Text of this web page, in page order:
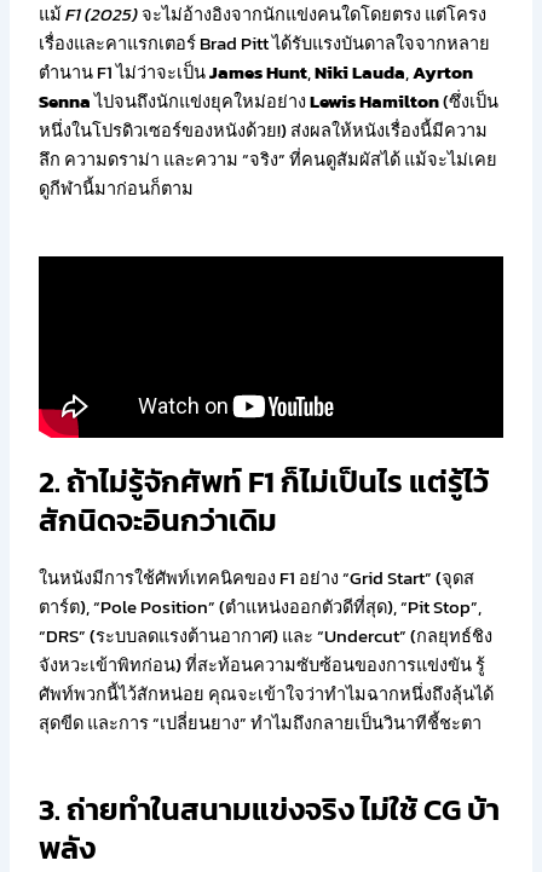
แม้F1 (2025)จะไม่อ้างอิงจากนักแข่งคนใดโดยตรง แต่โครง
เรื่องและคาแรกเตอร์ Brad Pitt ได้รับแรงบันดาลใจจากหลาย
ตำนาน F1 ไม่ว่าจะเป็นJames Hunt,Niki Lauda,Ayrton
Sennaไปจนถึงนักแข่งยุคใหม่อย่างLewis Hamilton(ซึ่งเป็น
หนึ่งในโปรดิวเซอร์ของหนังด้วย!) ส่งผลให้หนังเรื่องนี้มีความ
ลึก ความดราม่า และความ “จริง” ที่คนดูสัมผัสได้ แม้จะไม่เคย
ดูกีฬานี้มาก่อนก็ตาม
2. ถ้าไม่รู้จักศัพท์ F1 ก็ไม่เป็นไร แต่รู้ไว้
สักนิดจะอินกว่าเดิม
ในหนังมีการใช้ศัพท์เทคนิคของ F1 อย่าง “Grid Start” (จุดส
ตาร์ต), “Pole Position” (ตำแหน่งออกตัวดีที่สุด), “Pit Stop”,
“DRS” (ระบบลดแรงต้านอากาศ) และ “Undercut” (กลยุทธ์ชิง
จังหวะเข้าพิทก่อน) ที่สะท้อนความซับซ้อนของการแข่งขัน รู้
ศัพท์พวกนี้ไว้สักหน่อย คุณจะเข้าใจว่าทำไมฉากหนึ่งถึงลุ้นได้
สุดขีด และการ “เปลี่ยนยาง” ทำไมถึงกลายเป็นวินาทีชี้ชะตา
3. ถ่ายทำในสนามแข่งจริง ไม่ใช้ CG บ้า
พลัง